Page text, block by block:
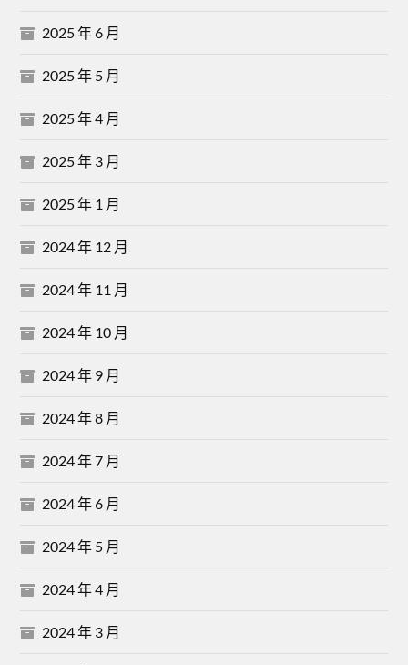
2025 年 6 月
2025 年 5 月
2025 年 4 月
2025 年 3 月
2025 年 1 月
2024 年 12 月
2024 年 11 月
2024 年 10 月
2024 年 9 月
2024 年 8 月
2024 年 7 月
2024 年 6 月
2024 年 5 月
2024 年 4 月
2024 年 3 月